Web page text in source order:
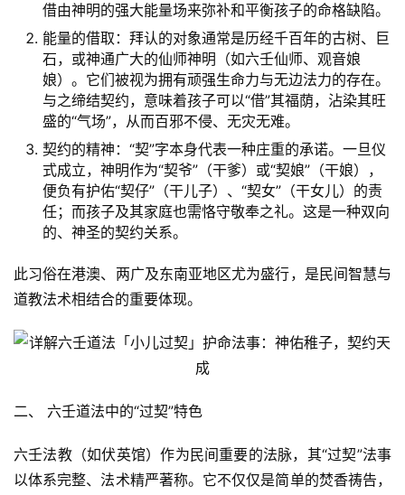
借由神明的强大能量场来弥补和平衡孩子的命格缺陷。
能量的借取：拜认的对象通常是历经千百年的古树、巨
石，或神通广大的仙师神明（如六壬仙师、观音娘
娘）。它们被视为拥有顽强生命力与无边法力的存在。
与之缔结契约，意味着孩子可以“借”其福荫，沾染其旺
盛的“气场”，从而百邪不侵、无灾无难。
契约的精神：“契”字本身代表一种庄重的承诺。一旦仪
式成立，神明作为“契爷”（干爹）或“契娘”（干娘），
便负有护佑“契仔”（干儿子）、“契女”（干女儿）的责
任；而孩子及其家庭也需恪守敬奉之礼。这是一种双向
的、神圣的契约关系。
此习俗在港澳、两广及东南亚地区尤为盛行，是民间智慧与
道教法术相结合的重要体现。
二、 六壬道法中的“过契”特色
六壬法教（如伏英馆）作为民间重要的法脉，其“过契”法事
以体系完整、法术精严著称。它不仅仅是简单的焚香祷告，